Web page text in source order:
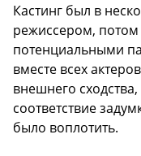
Кастинг был в
режиссером,
потенциальными
вместе всех
внешнего
соответствие
было воплотить.